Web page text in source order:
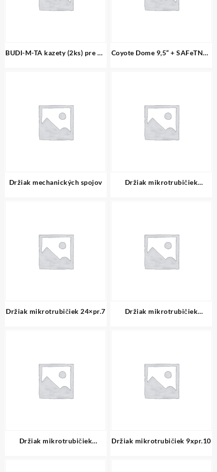
BUDI-M-TA kazety (2ks) pre 24
Coyote Dome 9,5“ + SAFeTNET
Držiak mechanických spojov
Držiak mikrotrubičiek
Držiak mikrotrubičiek 24×pr.7
Držiak mikrotrubičiek
Držiak mikrotrubičiek
Držiak mikrotrubičiek 9xpr.10